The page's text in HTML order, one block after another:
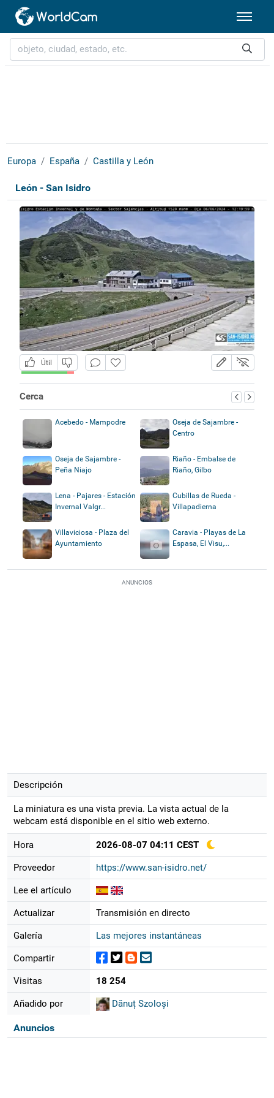
Europa España Castilla y León
León - San Isidro
Útil
Cerca
Acebedo - Mampodre
Oseja de Sajambre -
Centro
Oseja de Sajambre -
Peña Niajo
Riaño - Embalse de
Riaño, Gilbo
Lena - Pajares - Estación
Invernal Valgr...
Cubillas de Rueda -
Villapadierna
Villaviciosa - Plaza del
Ayuntamiento
Caravia - Playas de La
Espasa, El Visu,...
ANUNCIOS
Descripción
La miniatura es una vista previa. La vista actual de la
webcam está disponible en el sitio web externo.
Hora 2026-08-07 04:11 CEST
Proveedor https://www.san-isidro.net/
Lee el artículo
Actualizar Transmisión en directo
Galería Las mejores instantáneas
Compartir
Visitas 18 254
Añadido por Dănuț Szoloși
Anuncios